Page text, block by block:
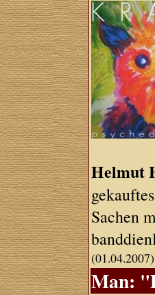
Helmut
Sachen
(01.04.2007)
Man: